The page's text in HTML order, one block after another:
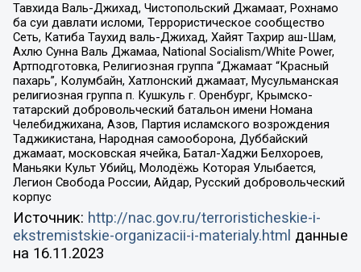
Тавхида Валь-Джихад, Чистопольский Джамаат, Рохнамо
ба суи давлати исломи, Террористическое сообщество
Сеть, Катиба Таухид валь-Джихад, Хайят Тахрир аш-Шам,
Ахлю Сунна Валь Джамаа, National Socialism/White Power,
Артподготовка, Религиозная группа “Джамаат “Красный
пахарь”, Колумбайн, Хатлонский джамаат, Мусульманская
религиозная группа п. Кушкуль г. Оренбург, Крымско-
татарский добровольческий батальон имени Номана
Челебиджихана, Азов, Партия исламского возрождения
Таджикистана, Народная самооборона, Дуббайский
джамаат, московская ячейка, Батал-Хаджи Белхороев,
Маньяки Культ Убийц, Молодёжь Которая Улыбается,
Легион Свобода России, Айдар, Русский добровольческий
корпус
Источник: http://nac.gov.ru/terroristicheskie-i-
ekstremistskie-organizacii-i-materialy.html данные
на 16.11.2023